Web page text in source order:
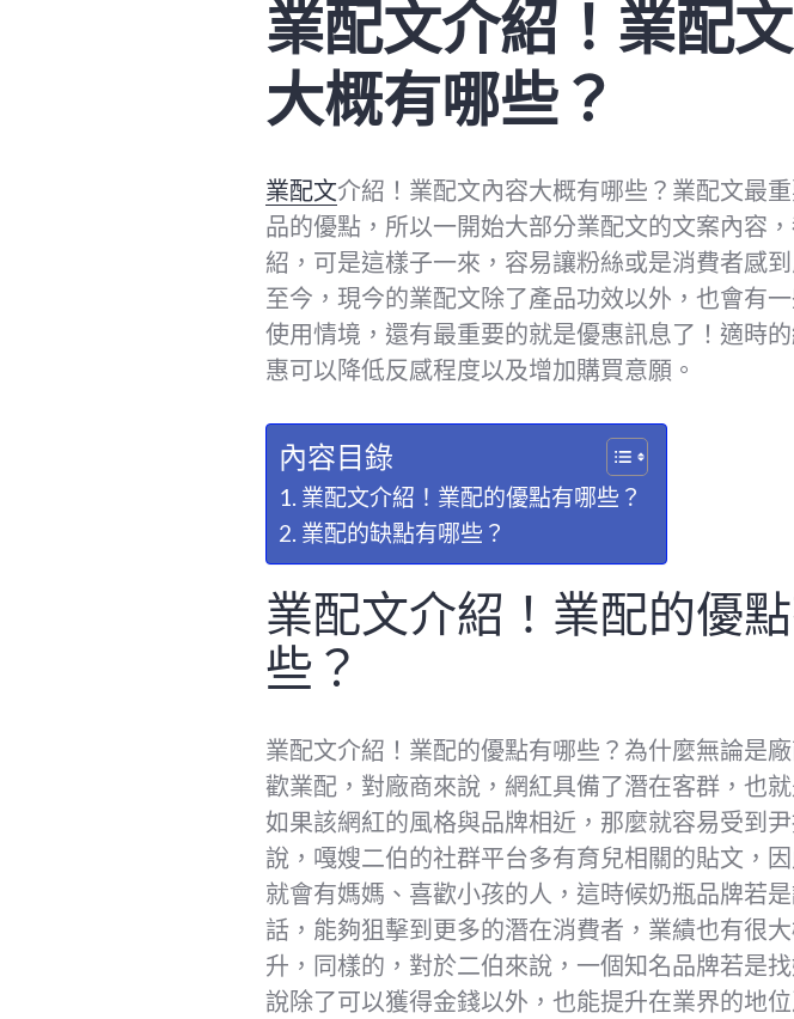
業配文介紹！業配
大概有哪些？
業配文介紹！業配文內容大概有哪些？業配文最
品的優點，所以一開始大部分業配文的文案內容
紹，可是這樣子一來，容易讓粉絲或是消費者感
至今，現今的業配文除了產品功效以外，也會有
使用情境，還有最重要的就是優惠訊息了！適時
惠可以降低反感程度以及增加購買意願。
內容目錄
業配文介紹！業配的優點有哪些？
業配的缺點有哪些？
業配文介紹！業配的優
些？
業配文介紹！業配的優點有哪些？為什麼無論是
歡業配，對廠商來說，網紅具備了潛在客群，也就
如果該網紅的風格與品牌相近，那麼就容易受到
說，嘎嫂二伯的社群平台多有育兒相關的貼文，
就會有媽媽、喜歡小孩的人，這時候奶瓶品牌若
話，能夠狙擊到更多的潛在消費者，業績也有很
升，同樣的，對於二伯來說，一個知名品牌若是
說除了可以獲得金錢以外，也能提升在業界的地位